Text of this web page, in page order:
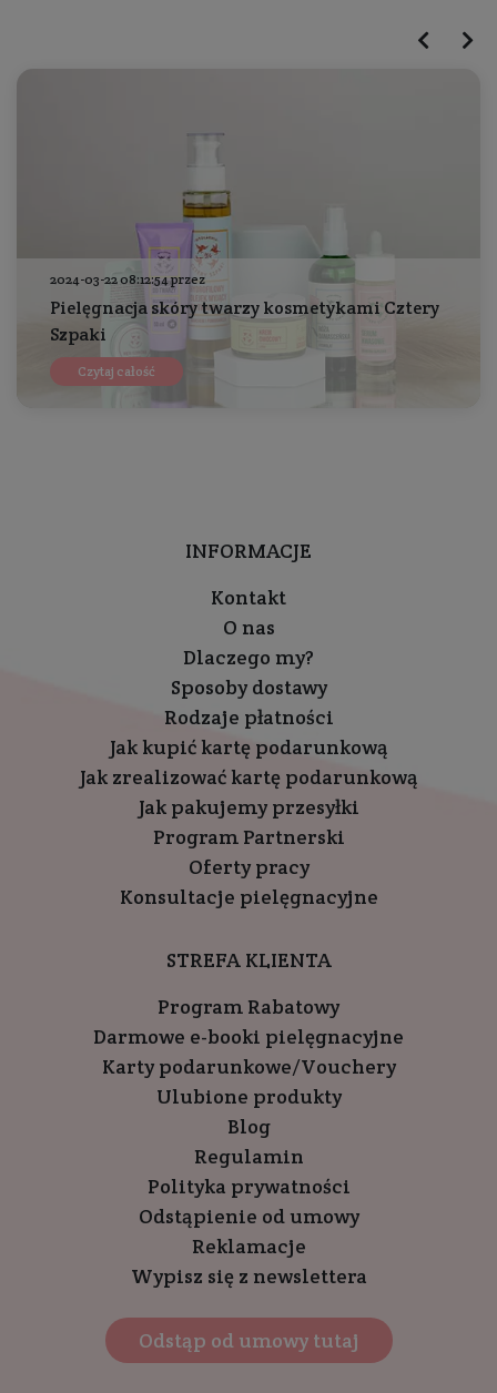
2024-03-22 08:12:54 przez
Pielęgnacja skóry twarzy kosmetykami Cztery
Szpaki
Czytaj całość
INFORMACJE
Kontakt
O nas
Dlaczego my?
Sposoby dostawy
Rodzaje płatności
Jak kupić kartę podarunkową
Jak zrealizować kartę podarunkową
Jak pakujemy przesyłki
Program Partnerski
Oferty pracy
Konsultacje pielęgnacyjne
STREFA KLIENTA
Program Rabatowy
Darmowe e-booki pielęgnacyjne
Karty podarunkowe/Vouchery
Ulubione produkty
Blog
Regulamin
Polityka prywatności
Odstąpienie od umowy
Reklamacje
Wypisz się z newslettera
Odstąp od umowy tutaj